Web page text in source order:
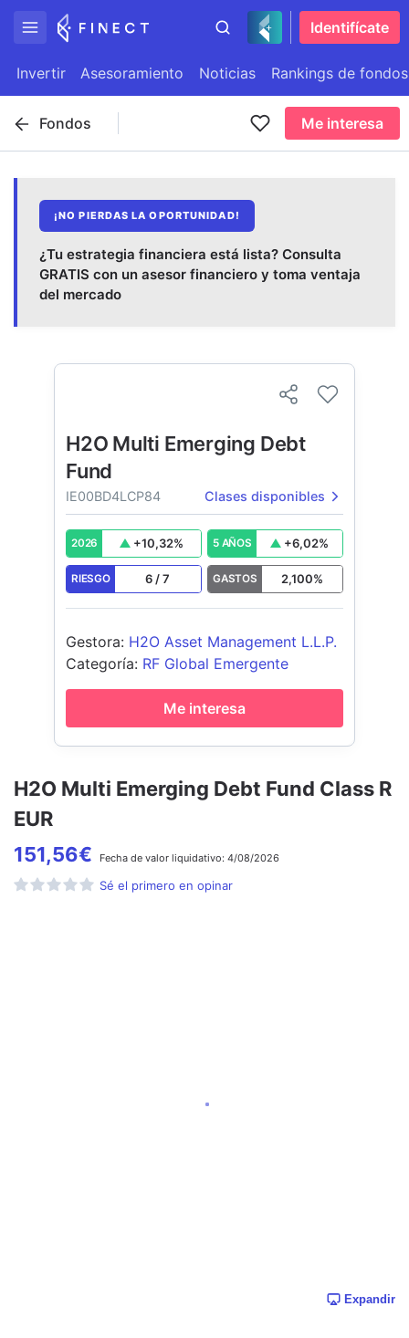
Identifícate
Invertir Asesoramiento Noticias Rankings de fondos
Fondos Me interesa
¡NO PIERDAS LA OPORTUNIDAD!
¿Tu estrategia financiera está lista? Consulta
GRATIS con un asesor financiero y toma ventaja
del mercado
H2O Multi Emerging Debt Fund Class R
EUR
151,56€ Fecha de valor liquidativo: 4/08/2026
Sé el primero en opinar
Expandir
H2O Multi Emerging Debt
Fund
IE00BD4LCP84 Clases disponibles
2026 +10,32% 5 AÑOS +6,02%
RIESGO 6 /7 GASTOS 2,100%
Gestora: H2O Asset Management L.L.P.
Categoría: RF Global Emergente
Me interesa